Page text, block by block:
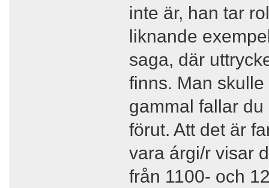
inte är, han tar
liknande
saga, där
finns. Man
gammal fallar
förut. Att det är
vara árgi/r visar
från 1100- och